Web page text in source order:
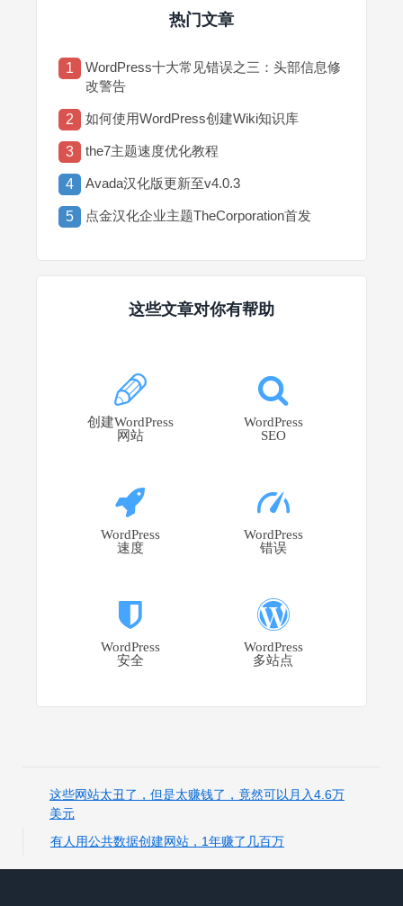
热门文章
1
WordPress十大常见错误之三：头部信息修
改警告
2 如何使用WordPress创建Wiki知识库
3 the7主题速度优化教程
4 Avada汉化版更新至v4.0.3
5 点金汉化企业主题TheCorporation首发
这些文章对你有帮助
创建WordPress
网站
WordPress
SEO
WordPress
速度
WordPress
错误
WordPress
安全
WordPress
多站点
这些网站太丑了，但是太赚钱了，竟然可以月入4.6万
美元
有人用公共数据创建网站，1年赚了几百万